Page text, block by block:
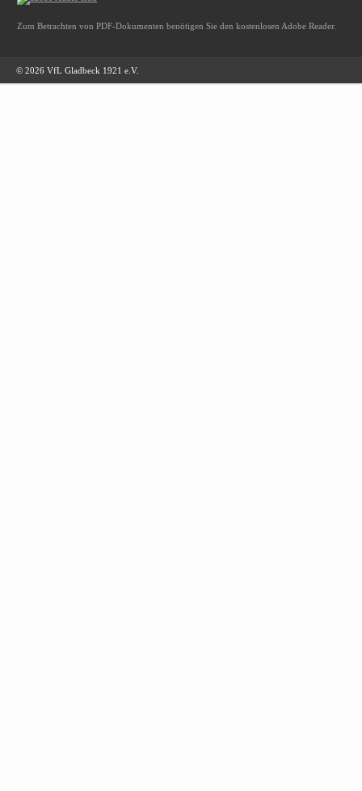
Zum Betrachten von PDF-Dokumenten benötigen Sie den kostenlosen Adobe Reader.
© 2026 VfL Gladbeck 1921 e.V.